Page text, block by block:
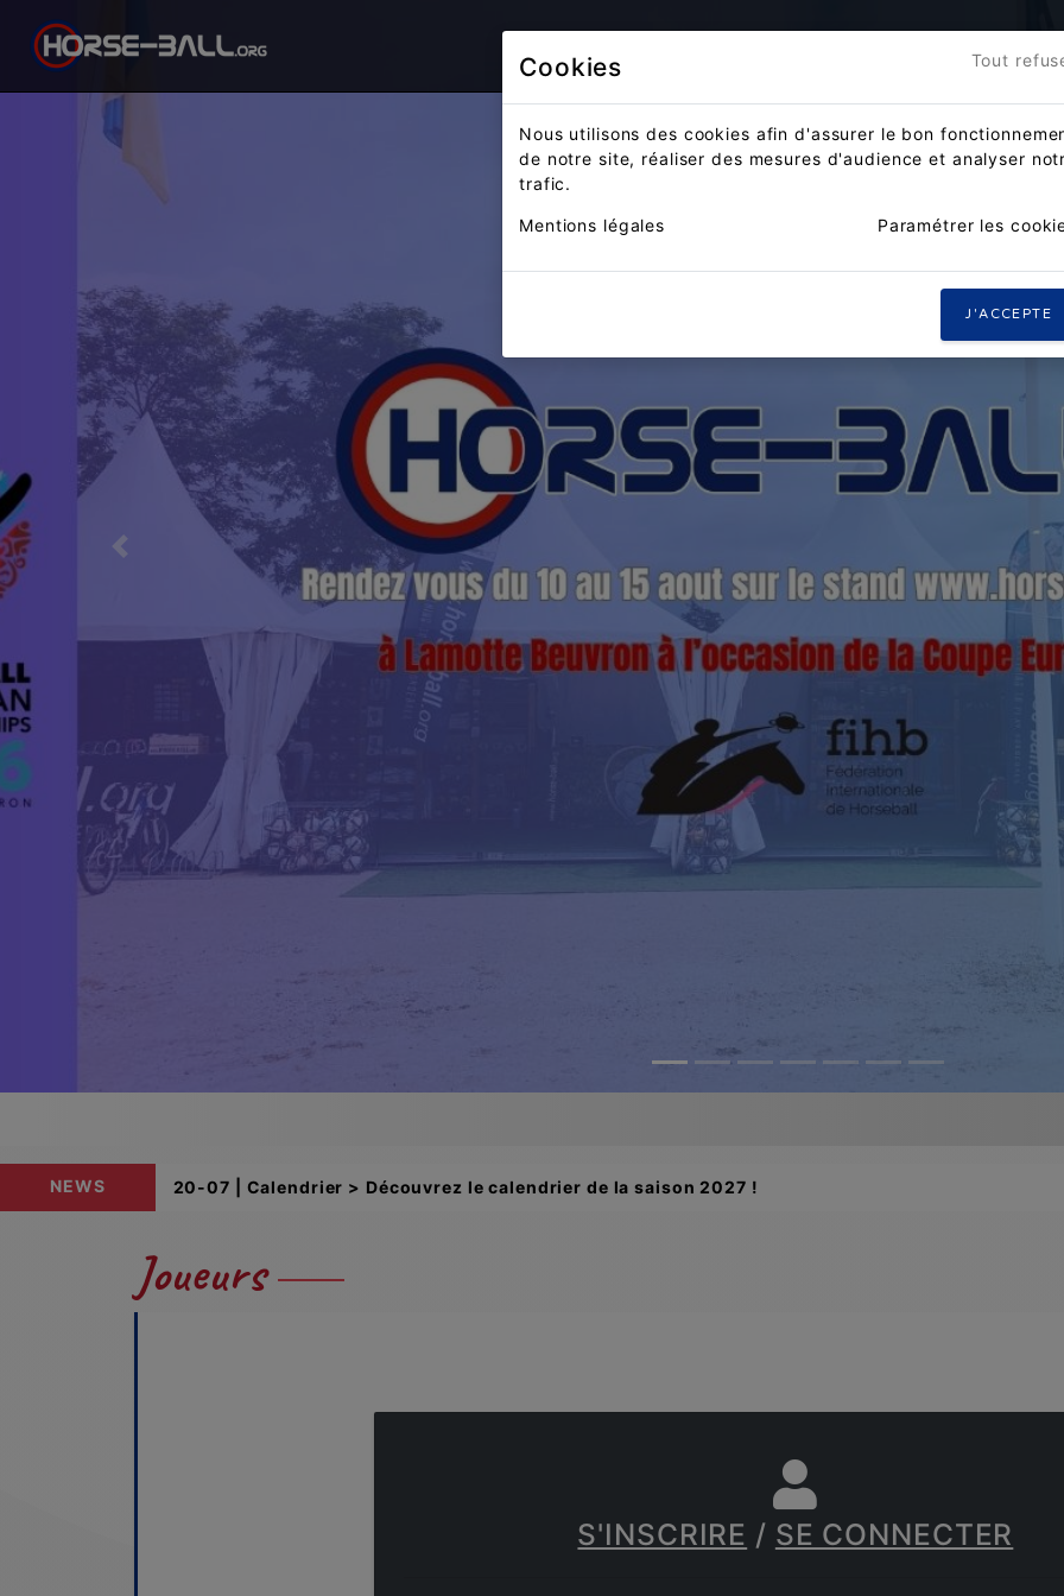
Previous
NEWS 20-07 | Calendrier > Découvrez le calendrier de la saison 2027 !
Joueurs
S'INSCRIRE / SE CONNECTER
Cookies Tout
Nous utilisons des cookies afin d'assurer le bon
de notre site, réaliser des mesures d'audience et analyser
trafic.
Mentions légales Paramétrer les
J'ACCEPTE